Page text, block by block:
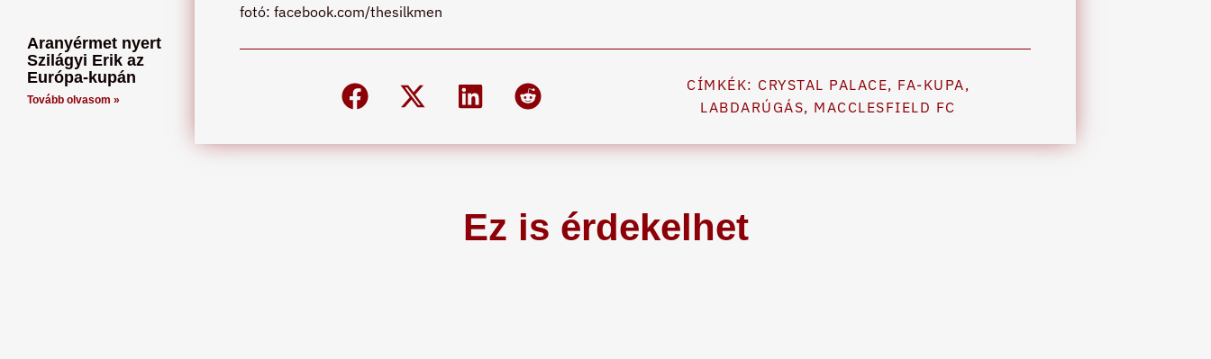
Aranyérmet nyert
Szilágyi Erik az
Európa-kupán
Tovább olvasom »
fotó: facebook.com/thesilkmen
CÍMKÉK: CRYSTAL PALACE, FA-KUPA,
LABDARÚGÁS, MACCLESFIELD FC
Ez is érdekelhet